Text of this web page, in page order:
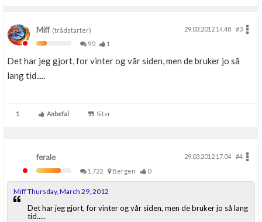
Miff(trådstarter) 29.03.2012 14.48
#3
90
1
Det har jeg gjort, for vinter og vår siden, men de bruker jo så
lang tid.....
1 Anbefal Siter
ferale 29.03.2012 17.04
#4
1,722
Bergen 0
Miff Thursday, March 29, 2012
Det har jeg gjort, for vinter og vår siden, men de bruker jo så lang
tid.....